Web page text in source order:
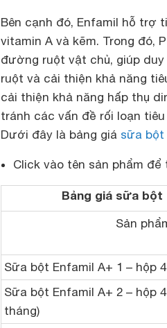
Bên cạnh đó, Enfamil hỗ trợ
vitamin A và kẽm. Trong đó,
đường ruột vật chủ, giúp
ruột và cải thiện khả năng
cải thiện khả năng hấp thụ
tránh các vấn đề rối loạn
Dưới đây là bảng giá sữa bột
Click vào tên sản phẩm
Bảng giá sữa bột
Sản
Sữa bột Enfamil A+ 1 – hộp
Sữa bột Enfamil A+ 2 – hộp
tháng)